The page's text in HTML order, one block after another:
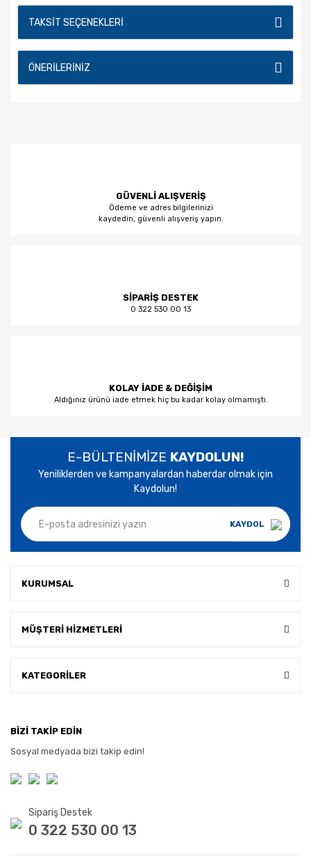
TAKSIT SEÇENEKLERI
ÖNERILERINIZ
GÜVENLİ ALIŞVERİŞ
Ödeme ve adres bilgilerinizi
kaydedin, güvenli alışveriş yapın.
SİPARİŞ DESTEK
0 322 530 00 13
KOLAY İADE & DEĞİŞİM
Aldığınız ürünü iade etmek hiç bu kadar kolay olmamıştı.
E-BÜLTENİMİZE KAYDOLUN!
Yeniliklerden ve kampanyalardan haberdar olmak için
Kaydolun!
KAYDOL
KURUMSAL
MÜŞTERİ HİZMETLERİ
KATEGORİLER
BİZİ TAKİP EDİN
Sosyal medyada bizi takip edin!
Sipariş Destek
0 322 530 00 13